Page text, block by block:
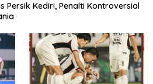
Persik Kediri, Penalti Kontroversial